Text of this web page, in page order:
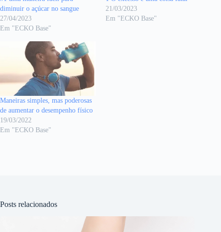
diminuir o açúcar no sangue
27/04/2023
Em "ECKO Base"
21/03/2023
Em "ECKO Base"
Maneiras simples, mas poderosas
de aumentar o desempenho físico
19/03/2022
Em "ECKO Base"
Posts relacionados